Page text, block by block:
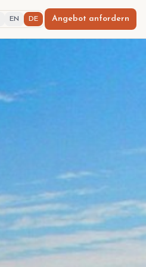
EN DE Angebot anfordern